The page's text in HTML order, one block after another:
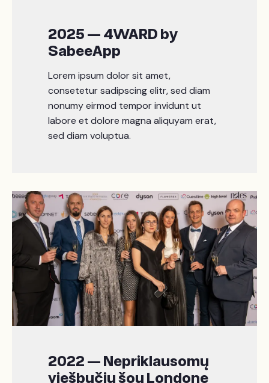
2025 — 4WARD by
SabeeApp
Lorem ipsum dolor sit amet,
consetetur sadipscing elitr, sed diam
nonumy eirmod tempor invidunt ut
labore et dolore magna aliquyam erat,
sed diam voluptua.
2022 — Nepriklausomų
viešbučių šou Londone